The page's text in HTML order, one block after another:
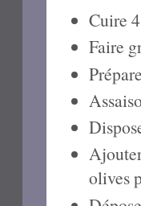
Cuire
Faire
olives